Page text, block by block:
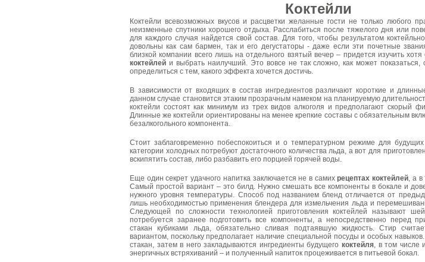
Коктейли
Коктейли всевозможных вкусов и расцветки желанные гости не только любого
неизменные спутники хорошего отдыха. Расслабиться после тяжелого дня или
для каждого случая найдется свой состав. Для того, чтобы результатом
довольны как сам бармен, так и его дегустаторы - даже если эти почетные
близкой компании всего лишь на отдельного взятый вечер – придется изучить
коктейлей и выбрать наилучший. Это вовсе не так сложно, как может показаться,
определиться с тем, какого эффекта хочется достичь.
В зависимости от входящих в состав ингредиентов различают короткие и
данном случае становится этаким прозрачным намеком на планируемую
коктейли состоят как минимум из трех видов алкоголя и предполагают скорый
Длинные же коктейли ориентированы на менее крепкие составы с обязательным
безалкогольного компонента.
Стоит заблаговременно побеспокоиться и о температурном режиме для будущих
категории холодных потребуют достаточного количества льда, а вот для
вскипятить состав, либо разбавить его порцией горячей воды.
Еще один секрет удачного напитка заключается не в самихрецептах коктейлей, а в
Самый простой вариант – это билд. Нужно смешать все компоненты в бокале и
нужного уровня температуры. Способ под названием бленд отличается от
лишь необходимостью применения блендера для измельчения льда и
Следующей по сложности технологией приготовления коктейлей называют
потребуется заранее подготовить все компоненты, а непосредственно перед
стакан кубиками льда, обязательно сливая подтаявшую жидкость. Стир
вариантом, поскольку предполагает наличие специальной посуды и особых
стакан, затем в него закладываются ингредиенты будущего коктейля, в том числе
энергичных встряхиваний – и полученный напиток процеживается в питьевой бокал.